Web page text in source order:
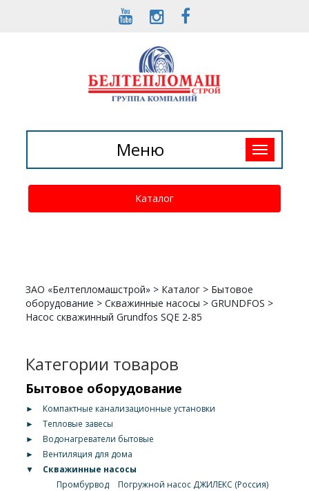
Toggle
navigation
Меню
Каталог
ЗАО «Белтепломашстрой» > Каталог > Бытовое
оборудование >Скважинные насосы >GRUNDFOS >
Насос скважинный Grundfos SQE 2-85
Категории товаров
Бытовое оборудование
►
Компактные канализационные установки
►
Тепловые завесы
►
Водонагреватели бытовые
►
Вентиляция для дома
▼
Скважинные насосы
Промбурвод
Погружной насос ДЖИЛЕКС (Россия)